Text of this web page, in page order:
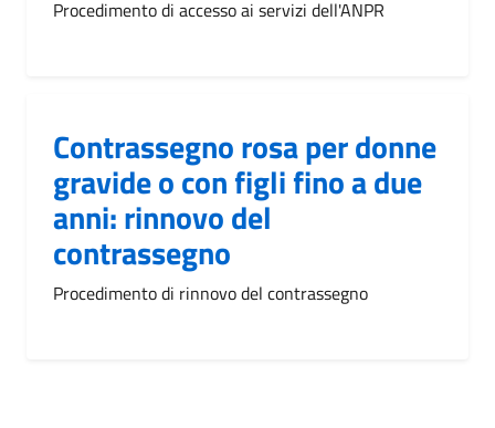
Procedimento di accesso ai servizi dell'ANPR
Contrassegno rosa per donne
gravide o con figli fino a due
anni: rinnovo del
contrassegno
Procedimento di rinnovo del contrassegno